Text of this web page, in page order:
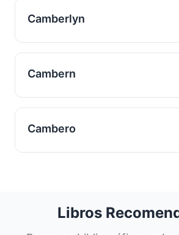
Camberlyn
Cambern
Cambero
Libros